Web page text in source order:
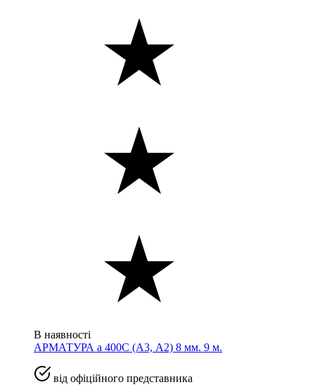
В наявності
АРМАТУРА а 400C (A3, А2) 8 мм. 9 м.
від офіційного представника